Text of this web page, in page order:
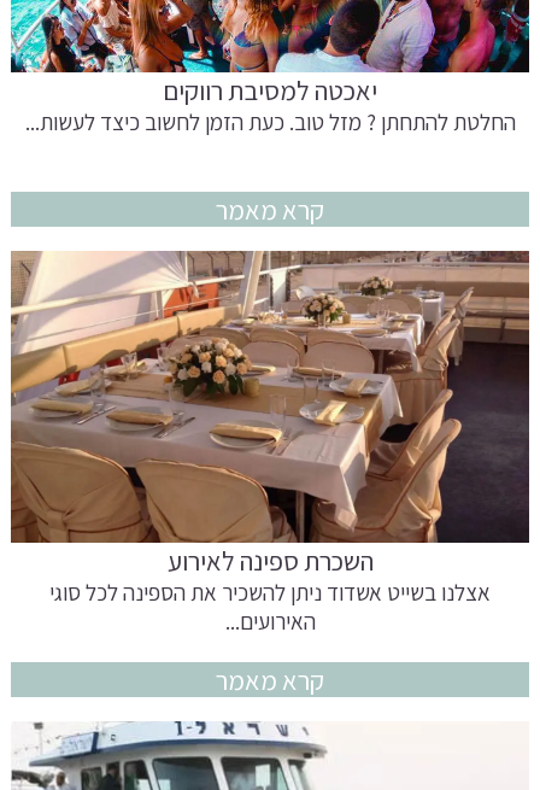
יאכטה למסיבת רווקים
החלטת להתחתן ? מזל טוב. כעת הזמן לחשוב כיצד לעשות...
קרא מאמר
השכרת ספינה לאירוע
אצלנו בשייט אשדוד ניתן להשכיר את הספינה לכל סוגי
האירועים...
קרא מאמר